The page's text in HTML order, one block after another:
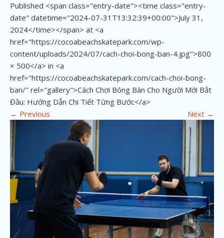
Published <span class="entry-date"><time class="entry-
date" datetime="2024-07-31T13:32:39+00:00">July 31,
2024</time></span> at <a
href="https://cocoabeachskatepark.com/wp-
content/uploads/2024/07/cach-choi-bong-ban-4.jpg">800
× 500</a> in <a
href="https://cocoabeachskatepark.com/cach-choi-bong-
ban/" rel="gallery">Cách Chơi Bóng Bàn Cho Người Mới Bắt
Đầu: Hướng Dẫn Chi Tiết Từng Bước</a>
← Previous Next →